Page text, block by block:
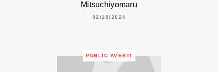
Mitsuchiyomaru
02/10/2024
PUBLIC AVERTI